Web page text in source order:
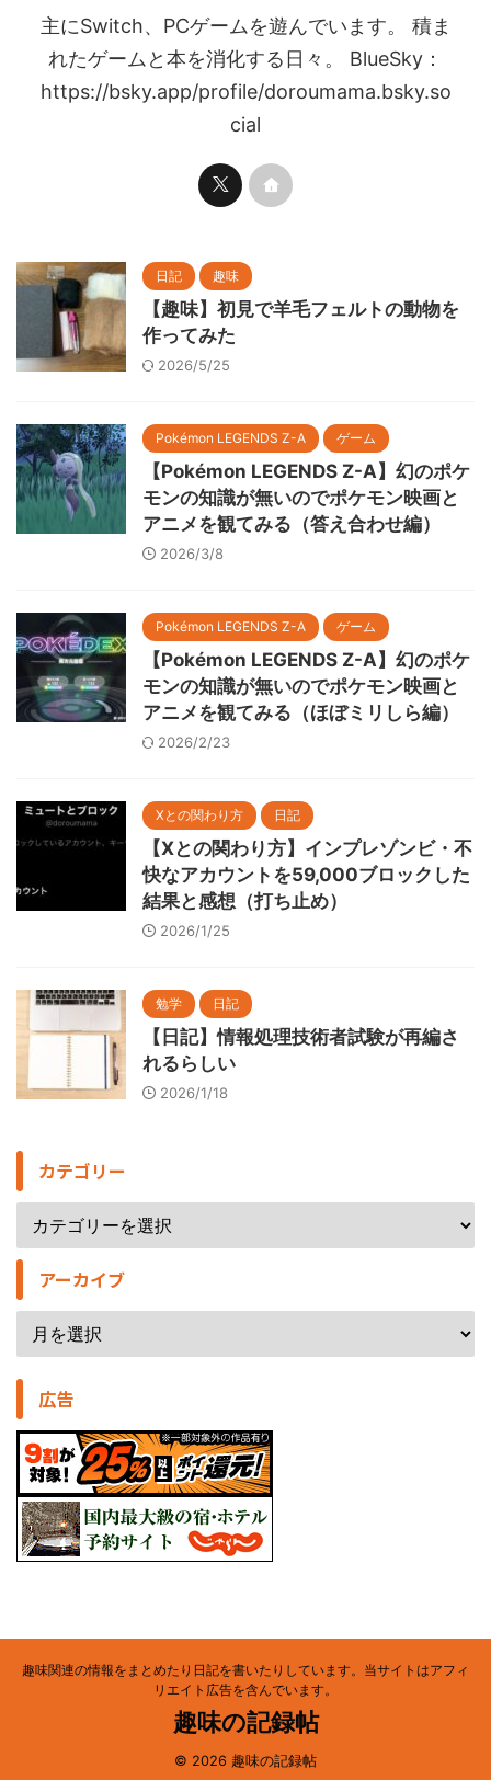
主にSwitch、PCゲームを遊んでいます。 積ま
れたゲームと本を消化する日々。 BlueSky：
https://bsky.app/profile/doroumama.bsky.so
cial
日記 趣味
【趣味】初見で羊毛フェルトの動物を
作ってみた
2026/5/25
Pokémon LEGENDS Z-A ゲーム
【Pokémon LEGENDS Z-A】幻のポケ
モンの知識が無いのでポケモン映画と
アニメを観てみる（答え合わせ編）
2026/3/8
Pokémon LEGENDS Z-A ゲーム
【Pokémon LEGENDS Z-A】幻のポケ
モンの知識が無いのでポケモン映画と
アニメを観てみる（ほぼミリしら編）
2026/2/23
Xとの関わり方 日記
【Xとの関わり方】インプレゾンビ・不
快なアカウントを59,000ブロックした
結果と感想（打ち止め）
2026/1/25
勉学 日記
【日記】情報処理技術者試験が再編さ
れるらしい
2026/1/18
カテゴリー
アーカイブ
広告
趣味関連の情報をまとめたり日記を書いたりしています。当サイトはアフィ
リエイト広告を含んでいます。
趣味の記録帖
© 2026 趣味の記録帖